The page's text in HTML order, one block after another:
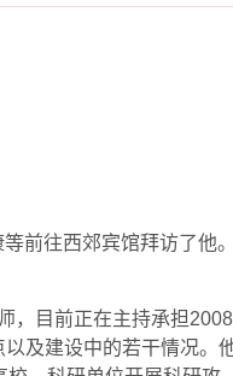
前往西郊宾馆拜访了他。
，目前正在主持承担2008
及建设中的若干情况。